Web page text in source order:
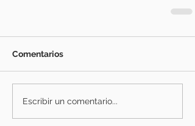
Comentarios
Escribir un comentario...